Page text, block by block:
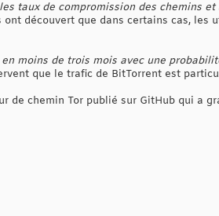
taux de compromission des chemins
ont découvert que dans certains cas, les
en moins de trois mois avec une
que le trafic de BitTorrent est
chemin Tor publié sur GitHub qui a